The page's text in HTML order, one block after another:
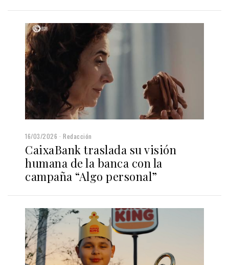
16/03/2026 Redacción
CaixaBank traslada su visión
humana de la banca con la
campaña “Algo personal”